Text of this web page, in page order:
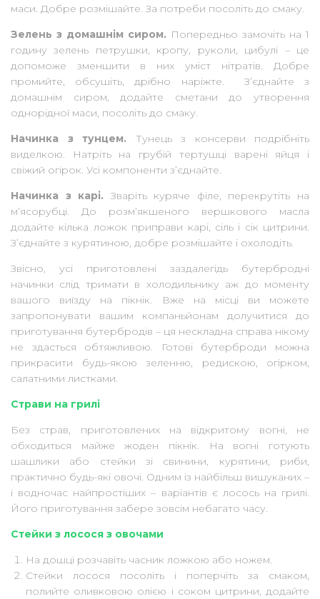
маси. Добре розмішайте. За потреби посоліть до смаку.
Зелень з домашнім сиром. Попередньо замочіть на 1
годину зелень петрушки, кропу, руколи, цибулі – це
допоможе зменшити в них уміст нітратів. Добре
промийте, обсушіть, дрібно наріжте. З’єднайте з
домашнім сиром, додайте сметани до утворення
однорідної маси, посоліть до смаку.
Начинка з тунцем. Тунець з консерви подрібніть
виделкою. Натріть на грубій тертушці варені яйця і
свіжий огірок. Усі компоненти з’єднайте.
Начинка з карі. Зваріть куряче філе, перекрутіть на
м’ясорубці. До розм’якшеного вершкового масла
додайте кілька ложок приправи карі, сіль і сік цитрини.
З’єднайте з курятиною, добре розмішайте і охолодіть.
Звісно, усі приготовлені заздалегідь бутербродні
начинки слід тримати в холодильнику аж до моменту
вашого виїзду на пікнік. Вже на місці ви можете
запропонувати вашим компаньйонам долучитися до
приготування бутербродів – ця нескладна справа нікому
не здасться обтяжливою. Готові бутерброди можна
прикрасити будь-якою зеленню, редискою, огірком,
салатними листками.
Страви на грилі
Без страв, приготовлених на відкритому вогні, не
обходиться майже жоден пікнік. На вогні готують
шашлики або стейки зі свинини, курятини, риби,
практично будь-які овочі. Одним із найбільш вишуканих –
і водночас найпростіших – варіантів є лосось на грилі.
Його приготування забере зовсім небагато часу.
Стейки з лосося з овочами
На дошці розчавіть часник ложкою або ножем.
Стейки лосося посоліть і поперчіть за смаком,
полийте оливковою олією і соком цитрини, додайте